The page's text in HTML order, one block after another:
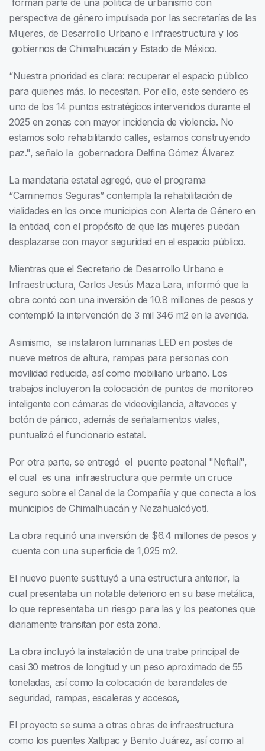
forman parte de una política de urbanismo con
perspectiva de género impulsada por las secretarías de las
Mujeres, de Desarrollo Urbano e Infraestructura y los
gobiernos de Chimalhuacán y Estado de México.
“Nuestra prioridad es clara: recuperar el espacio público
para quienes más. lo necesitan. Por ello, este sendero es
uno de los 14 puntos estratégicos intervenidos durante el
2025 en zonas con mayor incidencia de violencia. No
estamos solo rehabilitando calles, estamos construyendo
paz.", señalo la gobernadora Delfina Gómez Álvarez
La mandataria estatal agregó, que el programa
“Caminemos Seguras” contempla la rehabilitación de
vialidades en los once municipios con Alerta de Género en
la entidad, con el propósito de que las mujeres puedan
desplazarse con mayor seguridad en el espacio público.
Mientras que el Secretario de Desarrollo Urbano e
Infraestructura, Carlos Jesús Maza Lara, informó que la
obra contó con una inversión de 10.8 millones de pesos y
contempló la intervención de 3 mil 346 m2 en la avenida.
Asimismo, se instalaron luminarias LED en postes de
nueve metros de altura, rampas para personas con
movilidad reducida, así como mobiliario urbano. Los
trabajos incluyeron la colocación de puntos de monitoreo
inteligente con cámaras de videovigilancia, altavoces y
botón de pánico, además de señalamientos viales,
puntualizó el funcionario estatal.
Por otra parte, se entregó el puente peatonal "Neftalí",
el cual es una infraestructura que permite un cruce
seguro sobre el Canal de la Compañía y que conecta a los
municipios de Chimalhuacán y Nezahualcóyotl.
La obra requirió una inversión de $6.4 millones de pesos y
cuenta con una superficie de 1,025 m2.
El nuevo puente sustituyó a una estructura anterior, la
cual presentaba un notable deterioro en su base metálica,
lo que representaba un riesgo para las y los peatones que
diariamente transitan por esta zona.
La obra incluyó la instalación de una trabe principal de
casi 30 metros de longitud y un peso aproximado de 55
toneladas, así como la colocación de barandales de
seguridad, rampas, escaleras y accesos,
El proyecto se suma a otras obras de infraestructura
como los puentes Xaltipac y Benito Juárez, así como al